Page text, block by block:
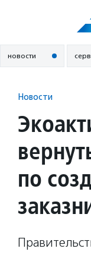
новости
Новости
по